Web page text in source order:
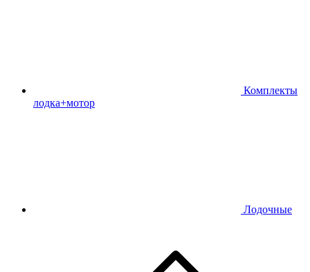
Комплекты
лодка+мотор
Лодочные